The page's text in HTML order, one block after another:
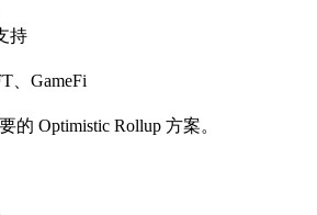
持
、GameFi
的 Optimistic Rollup 方案。